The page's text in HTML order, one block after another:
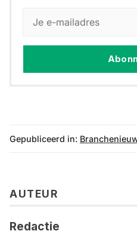
Gepubliceerd in:
AUTEUR
Redactie